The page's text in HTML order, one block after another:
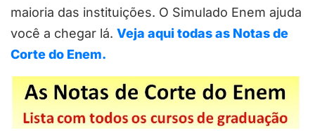
maioria das instituições. O Simulado Enem ajuda
você a chegar lá. Veja aqui todas as Notas de
Corte do Enem.